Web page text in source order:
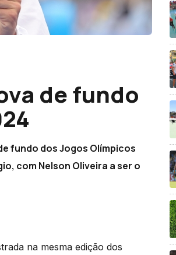
de fundo
fundo dos Jogos Olímpicos
com Nelson Oliveira a ser o
na mesma edição dos